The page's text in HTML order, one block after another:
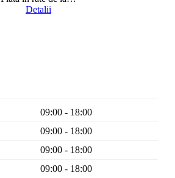
Detalii
09:00 - 18:00
09:00 - 18:00
09:00 - 18:00
09:00 - 18:00